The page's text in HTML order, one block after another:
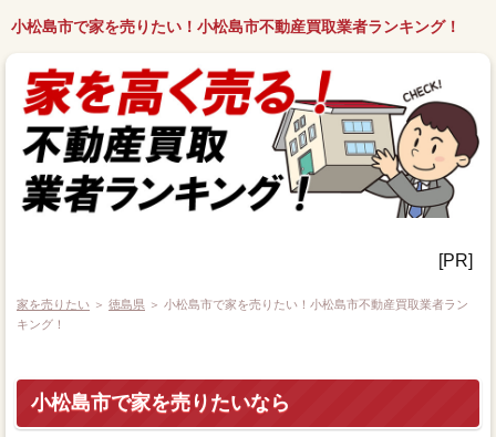
小松島市で家を売りたい！小松島市不動産買取業者ランキング！
[PR]
家を売りたい ＞ 徳島県 ＞ 小松島市で家を売りたい！小松島市不動産買取業者ラン
キング！
小松島市で家を売りたいなら